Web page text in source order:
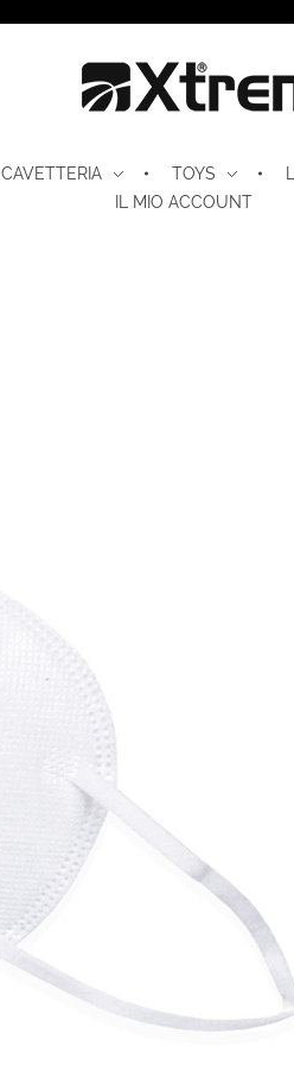
CAVETTERIA TOYS
IL MIO ACCOUNT